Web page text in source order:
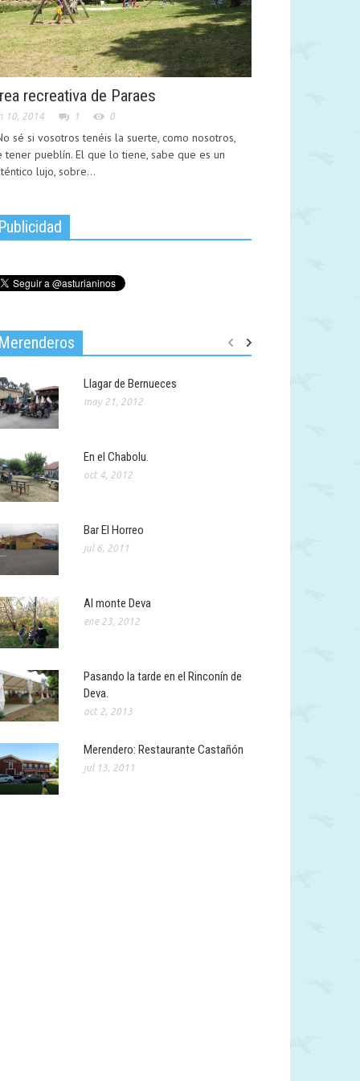
recreativa de Paraes
10, 2014 1 0
sé si vosotros tenéis la suerte, como nosotros,
tener pueblín. El que lo tiene, sabe que es un
lujo, sobre...
Llagar de Bernueces
may 21, 2012
En el Chabolu.
oct 4, 2012
Bar El Horreo
jul 6, 2011
Al monte Deva
ene 23, 2012
Pasando la tarde en el Rinconín de
Deva.
oct 2, 2013
Merendero: Restaurante Castañón
jul 13, 2011